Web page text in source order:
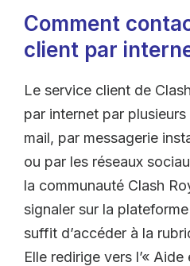
Comment
client par
Le service client de
par internet par
mail, par messagerie
ou par les réseaux
la communauté Clash
signaler sur la
suffit d’accéder à la
Elle redirige vers l’«